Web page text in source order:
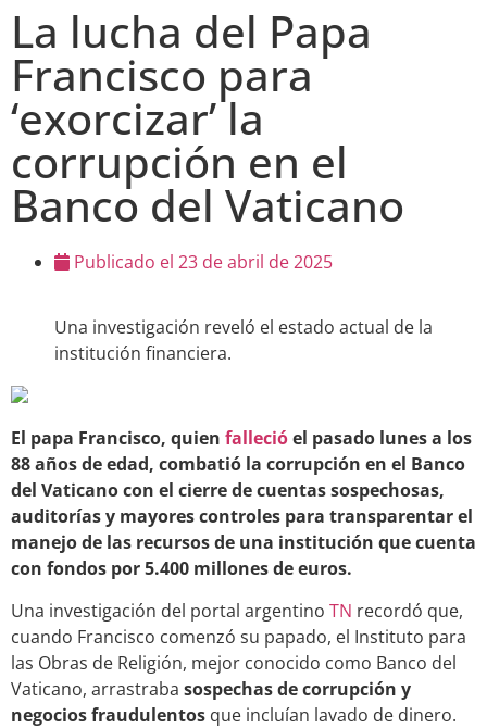
La lucha del Papa
Francisco para
‘exorcizar’ la
corrupción en el
Banco del Vaticano
Publicado el 23 de abril de 2025
Una investigación reveló el estado actual de la
institución financiera.
El papa Francisco, quien fallecióel pasado lunes a los
88 años de edad, combatió la corrupción en el Banco
del Vaticano con el cierre de cuentas sospechosas,
auditorías y mayores controles para transparentar el
manejo de las recursos de una institución que cuenta
con fondos por 5.400 millones de euros.
Una investigación del portal argentino TN recordó que,
cuando Francisco comenzó su papado, el Instituto para
las Obras de Religión, mejor conocido como Banco del
Vaticano, arrastraba sospechas de corrupción y
negocios fraudulentos que incluían lavado de dinero.